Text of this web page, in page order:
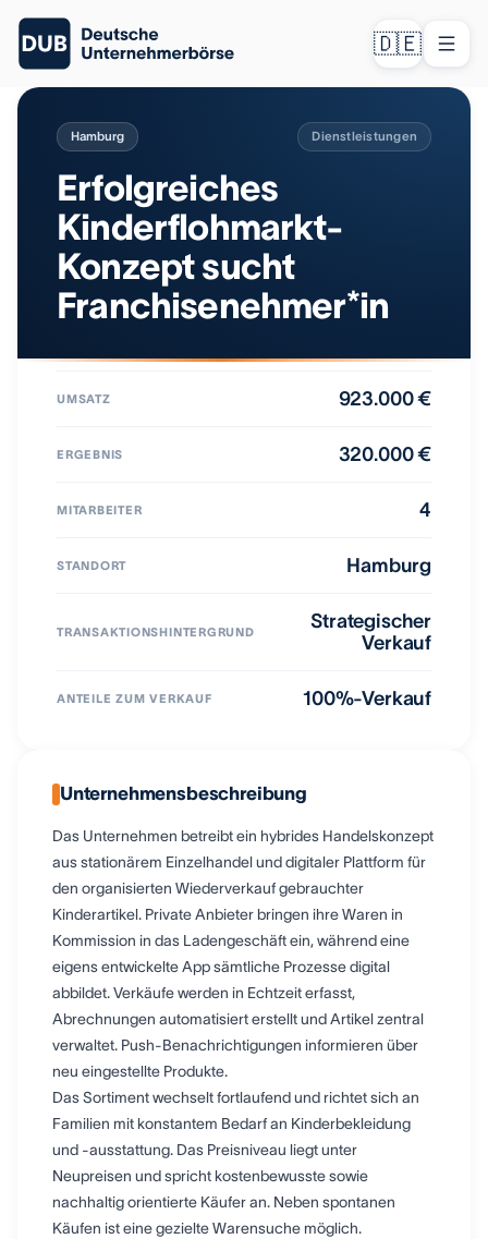
🇩🇪
Hamburg Dienstleistungen
Erfolgreiches
Kinderflohmarkt-
Konzept sucht
Franchisenehmer*in
UMSATZ 923.000 €
ERGEBNIS 320.000 €
MITARBEITER 4
STANDORT Hamburg
TRANSAKTIONSHINTERGRUND
Strategischer
Verkauf
ANTEILE ZUM VERKAUF 100%-Verkauf
Unternehmensbeschreibung
Das Unternehmen betreibt ein hybrides Handelskonzept
aus stationärem Einzelhandel und digitaler Plattform für
den organisierten Wiederverkauf gebrauchter
Kinderartikel. Private Anbieter bringen ihre Waren in
Kommission in das Ladengeschäft ein, während eine
eigens entwickelte App sämtliche Prozesse digital
abbildet. Verkäufe werden in Echtzeit erfasst,
Abrechnungen automatisiert erstellt und Artikel zentral
verwaltet. Push-Benachrichtigungen informieren über
neu eingestellte Produkte.
Das Sortiment wechselt fortlaufend und richtet sich an
Familien mit konstantem Bedarf an Kinderbekleidung
und -ausstattung. Das Preisniveau liegt unter
Neupreisen und spricht kostenbewusste sowie
nachhaltig orientierte Käufer an. Neben spontanen
Käufen ist eine gezielte Warensuche möglich.